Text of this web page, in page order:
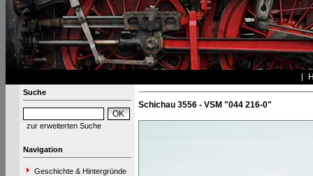
Suche
zur erweiterten Suche
Navigation
Geschichte & Hintergründe
Schichau 3556 - VSM "044 216-0"